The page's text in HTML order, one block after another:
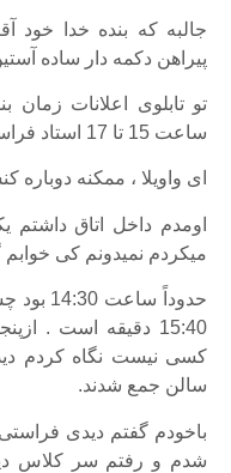
جالبه که بنده خدا خود
پیراهن دکمه دار ساده
تو تابلوی اعلانات
ساعت 15 تا 17 استاد فراستی .
ای واویلا ، ممکنه دوباره
اومدم داخل اتاق داشتم
میکردم نمیدونم کی
حدوداً
15:40 دقیقه است .
کسی نیست نگاه کردم
سالن جمع شدند.
باخودم گفتم دیدی
شدم و رفتم سر کلاس